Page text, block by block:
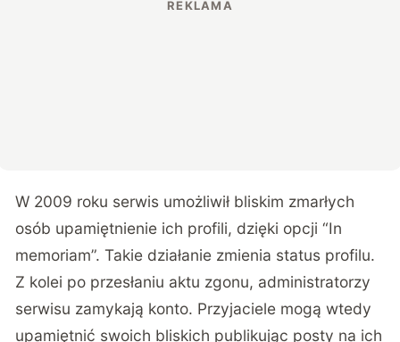
W 2009 roku serwis umożliwił bliskim zmarłych
osób upamiętnienie ich profili, dzięki opcji “In
memoriam”. Takie działanie zmienia status profilu.
Z kolei po przesłaniu aktu zgonu, administratorzy
serwisu zamykają konto. Przyjaciele mogą wtedy
upamiętnić swoich bliskich publikując posty na ich